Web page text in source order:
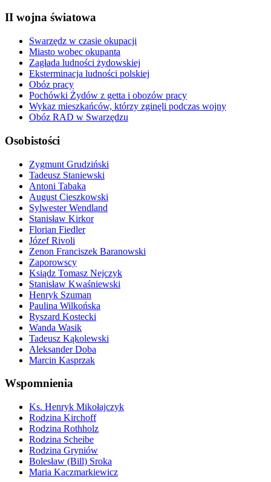
II wojna światowa
Swarzędz w czasie okupacji
Miasto wobec okupanta
Zagłada ludności żydowskiej
Eksterminacja ludności polskiej
Obóz pracy
Pochówki Żydów z getta i obozów pracy
Wykaz mieszkańców, którzy zginęli podczas wojny
Obóz RAD w Swarzędzu
Osobistości
Zygmunt Grudziński
Tadeusz Staniewski
Antoni Tabaka
August Cieszkowski
Sylwester Wendland
Stanisław Kirkor
Florian Fiedler
Józef Rivoli
Zenon Franciszek Baranowski
Zaporowscy
Ksiądz Tomasz Nejczyk
Stanisław Kwaśniewski
Henryk Szuman
Paulina Wilkońska
Ryszard Kostecki
Wanda Wasik
Tadeusz Kąkolewski
Aleksander Doba
Marcin Kasprzak
Wspomnienia
Ks. Henryk Mikołajczyk
Rodzina Kirchoff
Rodzina Rothholz
Rodzina Scheibe
Rodzina Gryniów
Bolesław (Bill) Sroka
Maria Kaczmarkiewicz